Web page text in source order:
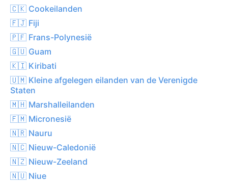
🇨🇰 Cookeilanden
🇫🇯 Fiji
🇵🇫 Frans-Polynesië
🇬🇺 Guam
🇰🇮 Kiribati
🇺🇲 Kleine afgelegen eilanden van de Verenigde
Staten
🇲🇭 Marshalleilanden
🇫🇲 Micronesië
🇳🇷 Nauru
🇳🇨 Nieuw-Caledonië
🇳🇿 Nieuw-Zeeland
🇳🇺 Niue